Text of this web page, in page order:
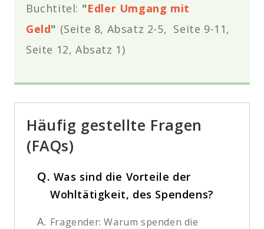
Buchtitel: "Edler Umgang mit
Geld" (Seite 8, Absatz 2-5, Seite 9-11,
Seite 12, Absatz 1)
Häufig gestellte Fragen
(FAQs)
Q. Was sind die Vorteile der
Wohltätigkeit, des Spendens?
A. Fragender: Warum spenden die